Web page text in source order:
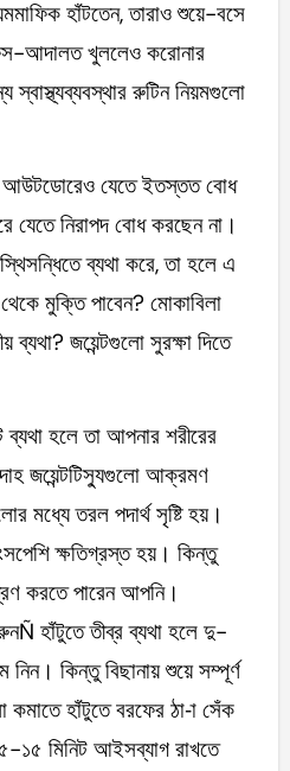
হাঁটতেন, তারাও শুয়ে-বসে
আদালত খুললেও করোনার
স্বাস্থ্যব্যবস্থার রুটিন নিয়মগুলো
আউটডোরেও যেতে ইতস্তত বোধ
যেতে নিরাপদ বোধ করছেন না।
ব্যথা করে, তা হলে এ
মুক্তি পাবেন? মোকাবিলা
ব্যথা? জয়েন্টগুলো সুরক্ষা দিতে
ব্যথা হলে তা আপনার শরীরের
জয়েন্টটিস্যুগুলো আক্রমণ
মধ্যে তরল পদার্থ সৃষ্টি হয়।
ক্ষতিগ্রস্ত হয়। কিন্তু
করতে পারেন আপনি।
হাঁটুতে তীব্র ব্যথা হলে দু-
নিন। কিন্তু বিছানায় শুয়ে সম্পূর্ণ
কমাতে হাঁটুতে বরফের ঠা-া সেঁক
১৫ মিনিট আইসব্যাগ রাখতে